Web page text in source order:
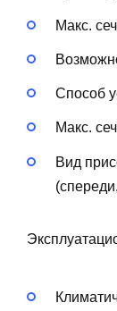
Макс.
Способ
Макс.
Вид